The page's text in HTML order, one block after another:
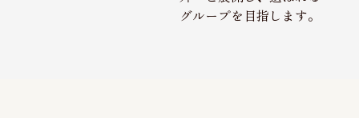
グループを目指します。